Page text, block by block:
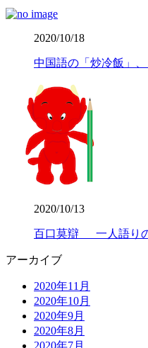
2020/10/18
中国語の「炒冷飯」
2020/10/13
百口莫辯 一人語り
アーカイブ
2020年11月
2020年10月
2020年9月
2020年8月
2020年7月